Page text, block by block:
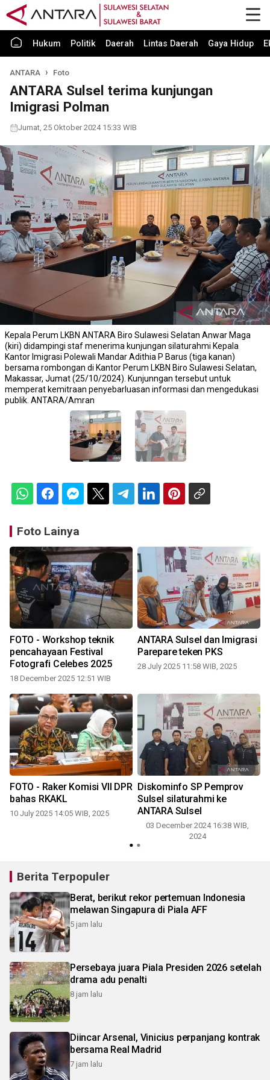
Hukum Politik Daerah Lintas Daerah Gaya Hidup
ANTARA Foto
ANTARA Sulsel terima kunjungan
Imigrasi Polman
Jumat, 25 Oktober 2024 15:33 WIB
Kepala Perum LKBN ANTARA Biro Sulawesi Selatan Anwar Maga
(kiri) didampingi staf menerima kunjungan silaturahmi Kepala
Kantor Imigrasi Polewali Mandar Adithia P Barus (tiga kanan)
bersama rombongan di Kantor Perum LKBN Biro Sulawesi Selatan,
Makassar, Jumat (25/10/2024). Kunjunngan tersebut untuk
memperat kemitraan penyebarluasan informasi dan mengedukasi
publik. ANTARA/Amran
Foto Lainya
FOTO - Workshop teknik
pencahayaan Festival
Fotografi Celebes 2025
18 December 2025 12:51 WIB
ANTARA Sulsel dan Imigrasi
Parepare teken PKS
28 July 2025 11:58 WIB, 2025
FOTO - Raker Komisi VII DPR
bahas RKAKL
10 July 2025 14:05 WIB, 2025
Diskominfo SP Pemprov
Sulsel silaturahmi ke
ANTARA Sulsel
03 December 2024 16:38 WIB,
2024
Berita Terpopuler
Berat, berikut rekor pertemuan Indonesia
melawan Singapura di Piala AFF
5 jam lalu
Persebaya juara Piala Presiden 2026 setelah
drama adu penalti
8 jam lalu
Diincar Arsenal, Vinicius perpanjang kontrak
bersama Real Madrid
7 jam lalu